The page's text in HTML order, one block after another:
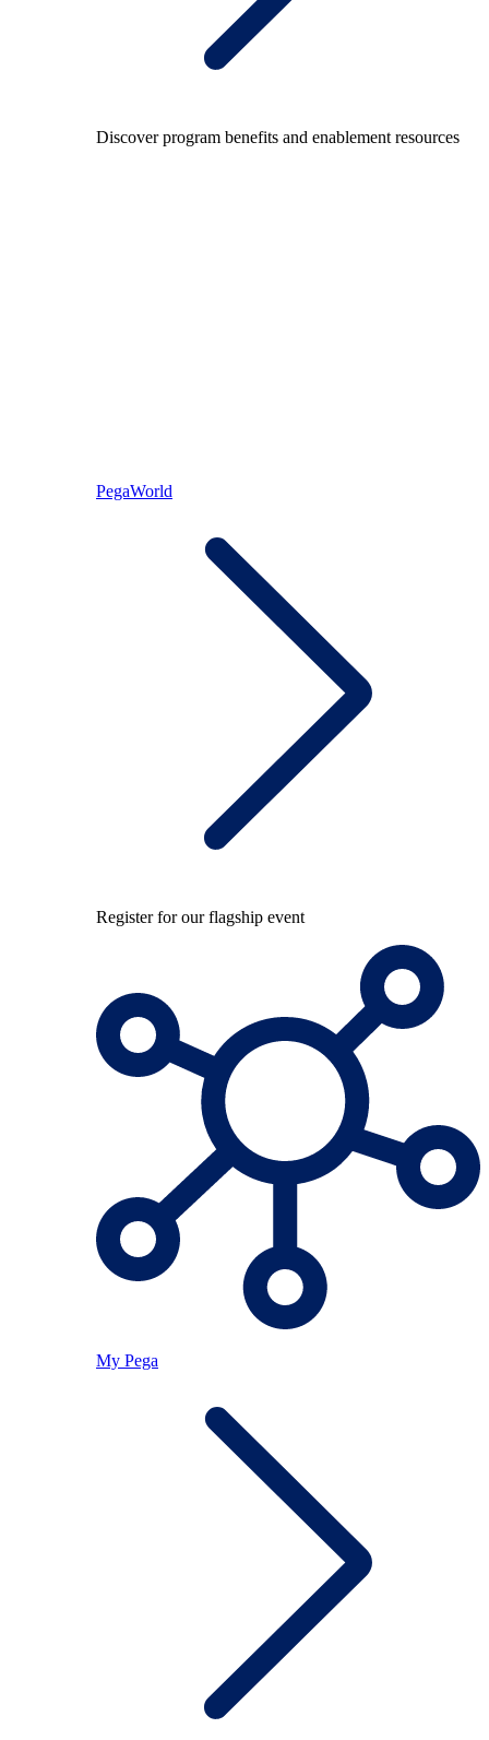
Discover program benefits and enablement resources
PegaWorld
Register for our flagship event
My Pega